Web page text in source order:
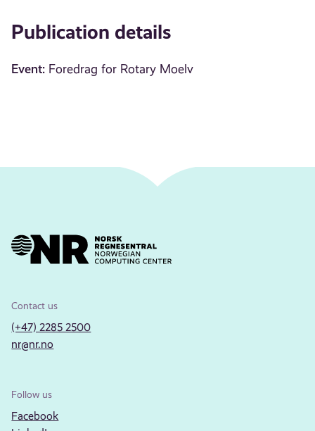
Publication details
Event: Foredrag for Rotary Moelv
Contact us
(+47) 2285 2500
nr@nr.no
Follow us
Facebook